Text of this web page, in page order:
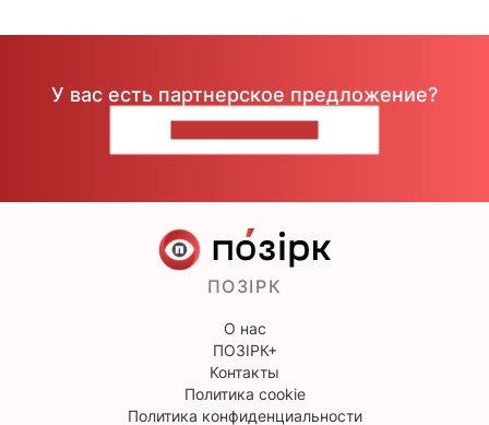
У вас есть партнерское предложение?
ПОЗІРК
О нас
ПОЗІРК+
Контакты
Политика cookie
Политика конфиденциальности